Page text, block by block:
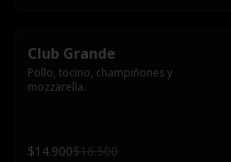
Club Grande
Pollo, tocino, champiñones y
mozzarella.
$14.900$16.500